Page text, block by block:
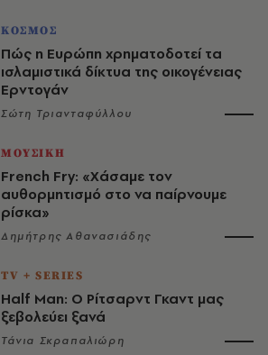
ΚΟΣΜΟΣ
Πώς η Ευρώπη χρηματοδοτεί τα
ισλαμιστικά δίκτυα της οικογένειας
Ερντογάν
Σώτη Τριανταφύλλου
ΜΟΥΣΙΚΗ
French Fry: «Χάσαμε τον
αυθορμητισμό στο να παίρνουμε
ρίσκα»
Δημήτρης Αθανασιάδης
TV + SERIES
Half Man: Ο Ρίτσαρντ Γκαντ μας
ξεβολεύει ξανά
Τάνια Σκραπαλιώρη